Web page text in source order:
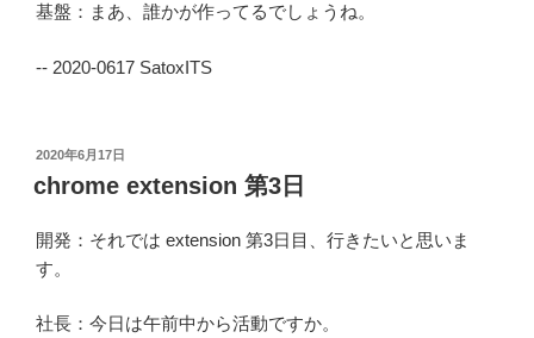
基盤：まあ、誰かが作ってるでしょうね。
-- 2020-0617 SatoxITS
投
日:
2020年6月17日
chrome extension 第3日
開発：それでは extension 第3日目、行きたいと思いま
す。
社長：今日は午前中から活動ですか。